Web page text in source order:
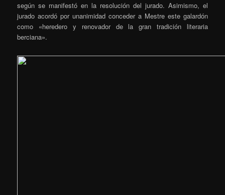
según se manifestó en la resolución del jurado. Asimismo, el
jurado acordó por unanimidad conceder a Mestre este galardón
como «heredero y renovador de la gran tradición literaria
berciana».